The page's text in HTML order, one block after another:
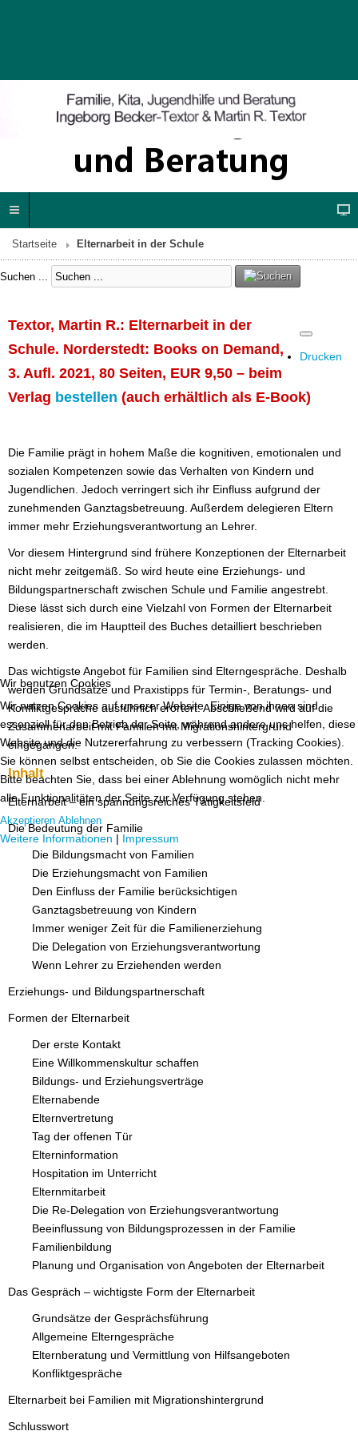
Startseite Elternarbeit in der Schule
Suchen ...
Drucken
Textor, Martin R.: Elternarbeit in der
Schule. Norderstedt: Books on Demand,
3. Aufl. 2021, 80 Seiten, EUR 9,50 – beim
Verlag bestellen (auch erhältlich als E-Book)
Die Familie prägt in hohem Maße die kognitiven, emotionalen und
sozialen Kompetenzen sowie das Verhalten von Kindern und
Jugendlichen. Jedoch verringert sich ihr Einfluss aufgrund der
zunehmenden Ganztagsbetreuung. Außerdem delegieren Eltern
immer mehr Erziehungsverantwortung an Lehrer.
Vor diesem Hintergrund sind frühere Konzeptionen der Elternarbeit
nicht mehr zeitgemäß. So wird heute eine Erziehungs- und
Bildungspartnerschaft zwischen Schule und Familie angestrebt.
Diese lässt sich durch eine Vielzahl von Formen der Elternarbeit
realisieren, die im Hauptteil des Buches detailliert beschrieben
werden.
Das wichtigste Angebot für Familien sind Elterngespräche. Deshalb
werden Grundsätze und Praxistipps für Termin-, Beratungs- und
Konfliktgespräche ausführlich erörtert. Abschließend wird auf die
Zusammenarbeit mit Familien mit Migrationshintergrund
eingegangen.
Inhalt
Elternarbeit – ein spannungsreiches Tätigkeitsfeld
Die Bedeutung der Familie
Die Bildungsmacht von Familien
Die Erziehungsmacht von Familien
Den Einfluss der Familie berücksichtigen
Ganztagsbetreuung von Kindern
Immer weniger Zeit für die Familienerziehung
Die Delegation von Erziehungsverantwortung
Wenn Lehrer zu Erziehenden werden
Erziehungs- und Bildungspartnerschaft
Formen der Elternarbeit
Der erste Kontakt
Eine Willkommenskultur schaffen
Bildungs- und Erziehungsverträge
Elternabende
Elternvertretung
Tag der offenen Tür
Elterninformation
Hospitation im Unterricht
Elternmitarbeit
Die Re-Delegation von Erziehungsverantwortung
Beeinflussung von Bildungsprozessen in der Familie
Familienbildung
Planung und Organisation von Angeboten der Elternarbeit
Das Gespräch – wichtigste Form der Elternarbeit
Grundsätze der Gesprächsführung
Allgemeine Elterngespräche
Elternberatung und Vermittlung von Hilfsangeboten
Konfliktgespräche
Elternarbeit bei Familien mit Migrationshintergrund
Schlusswort
Wir benutzen Cookies
Wir nutzen Cookies auf unserer Website. Einige von ihnen sind
essenziell für den Betrieb der Seite, während andere uns helfen, diese
Website und die Nutzererfahrung zu verbessern (Tracking Cookies).
Sie können selbst entscheiden, ob Sie die Cookies zulassen möchten.
Bitte beachten Sie, dass bei einer Ablehnung womöglich nicht mehr
alle Funktionalitäten der Seite zur Verfügung stehen.
Akzeptieren Ablehnen
Weitere Informationen | Impressum